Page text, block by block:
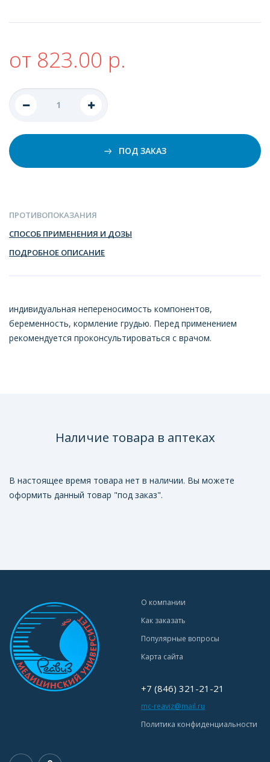
от 823.00 р.
ПОД ЗАКАЗ
ПРОТИВОПОКАЗАНИЯ
СПОСОБ ПРИМЕНЕНИЯ И ДОЗЫ
ПОДРОБНОЕ ОПИСАНИЕ
индивидуальная непереносимость компонентов,
беременность, кормление грудью. Перед применением
рекомендуется проконсультироваться с врачом.
Наличие товара в аптеках
В настоящее время товара нет в наличии. Вы можете
оформить данный товар "под заказ".
О компании
Как заказать
Популярные вопросы
Карта сайта
+7 (846) 321-21-21
mc-reaviz@mail.ru
Политика конфиденциальности